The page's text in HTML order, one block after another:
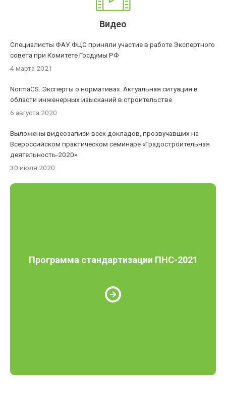
Видео
Специалисты ФАУ ФЦС приняли участие в работе Экспертного
совета при Комитете Госдумы РФ
4 марта 2021
NormaCS. Эксперты о нормативах. Актуальная ситуация в
области инженерных изысканий в строительстве
6 августа 2020
Выложены видеозаписи всех докладов, прозвучавших на
Всероссийском практическом семинаре «Градостроительная
деятельность-2020»
30 июля 2020
Программа стандартизации ПНС-2021